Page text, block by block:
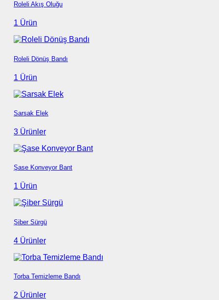
Roleli Akış Oluğu
1 Ürün
Roleli Dönüş Bandı
1 Ürün
Sarsak Elek
3 Ürünler
Şase Konveyor Bant
1 Ürün
Şiber Sürgü
4 Ürünler
Torba Temizleme Bandı
2 Ürünler